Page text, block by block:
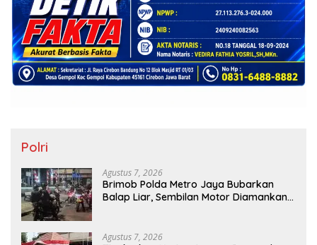
Polri
Agustus 7, 2026
Brimob Polda Metro Jaya Bubarkan
Balap Liar, Sembilan Motor Diamankan
Agustus 7, 2026